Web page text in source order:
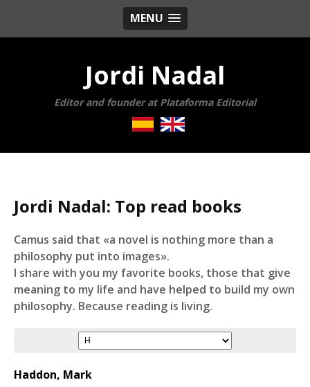
MENU
Jordi Nadal
Editor and founder at Plataforma Editorial
Jordi Nadal: Top read books
Camus said that «a novel is nothing more than a
philosophy put into images».
I share with you my favorite books, those that give
meaning to my life and have helped to build my own
philosophy. Because reading is living.
Haddon, Mark